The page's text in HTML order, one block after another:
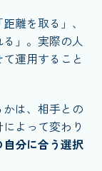
離を取る」、
」。実際の人
運用すること
は、相手との
よって変わり
自分に合う選択